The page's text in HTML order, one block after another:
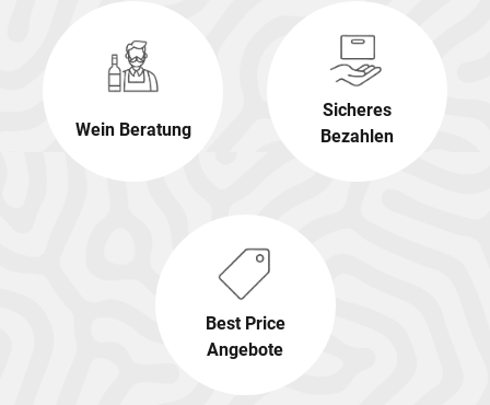
Wein Beratung
Sicheres
Bezahlen
Best Price
Angebote